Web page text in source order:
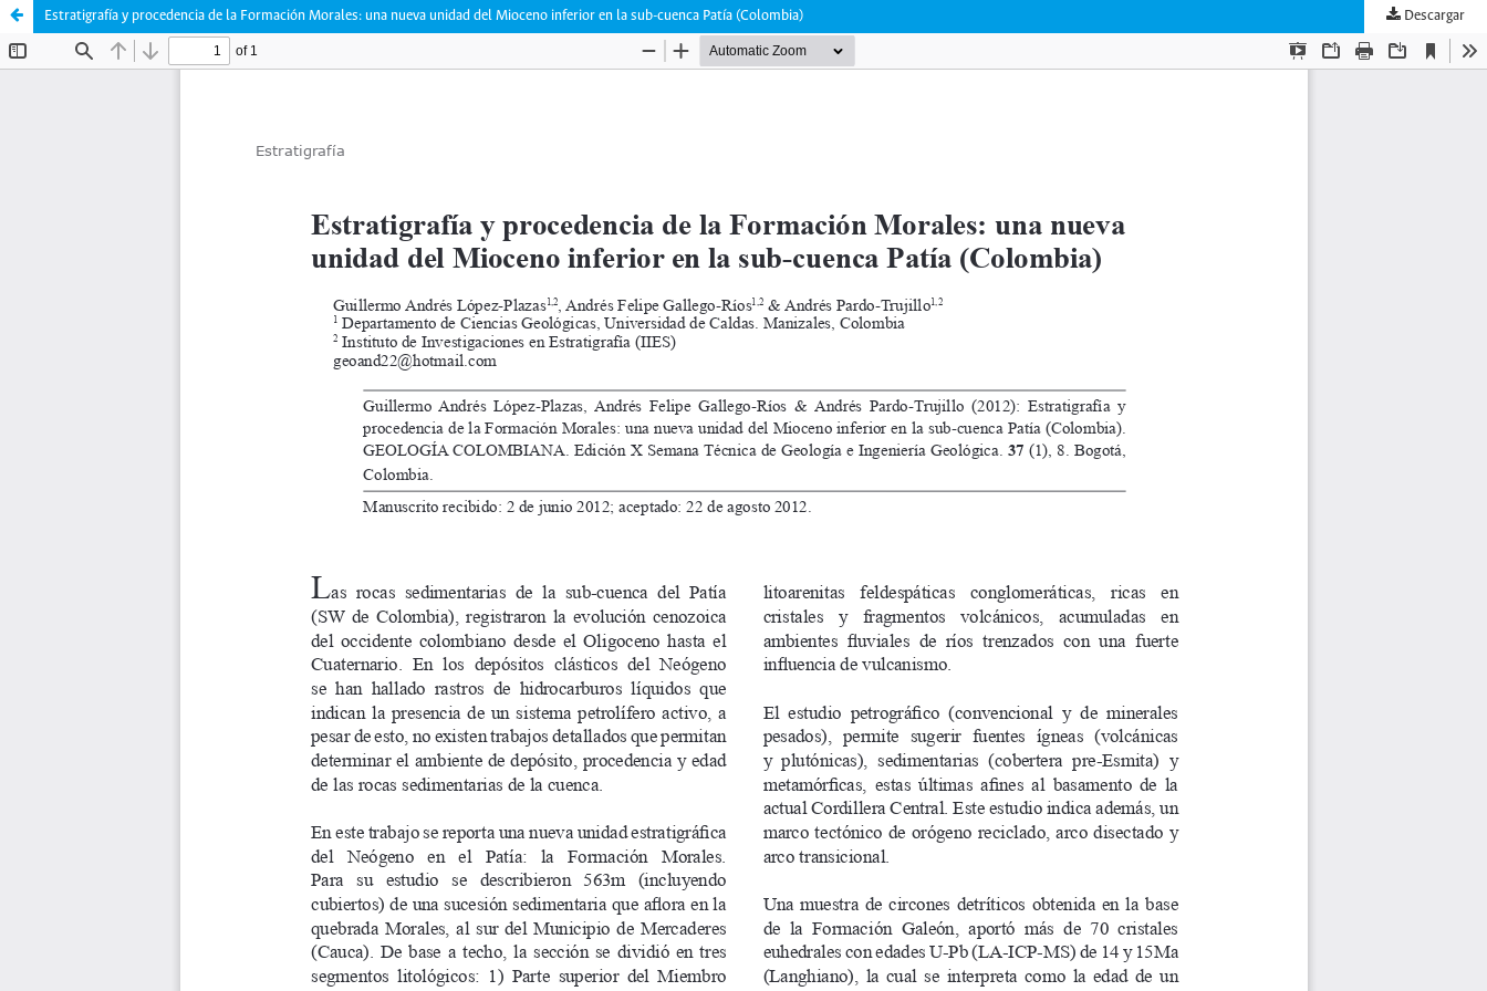
Estratigrafía y procedencia de la Formación Morales: una nueva unidad del Mioceno inferior en la sub-cuenca Patía (Colombia) Descargar